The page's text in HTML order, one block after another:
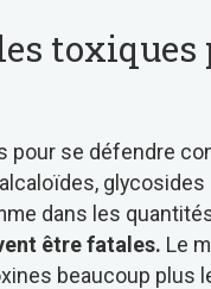
toxiques
se défendre
glycosides
dans les
être fatales. Le
beaucoup plus